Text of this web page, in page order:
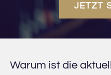
JETZT
Warum ist die